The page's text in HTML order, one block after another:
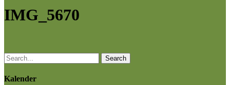
IMG_5670
Search
Kalender